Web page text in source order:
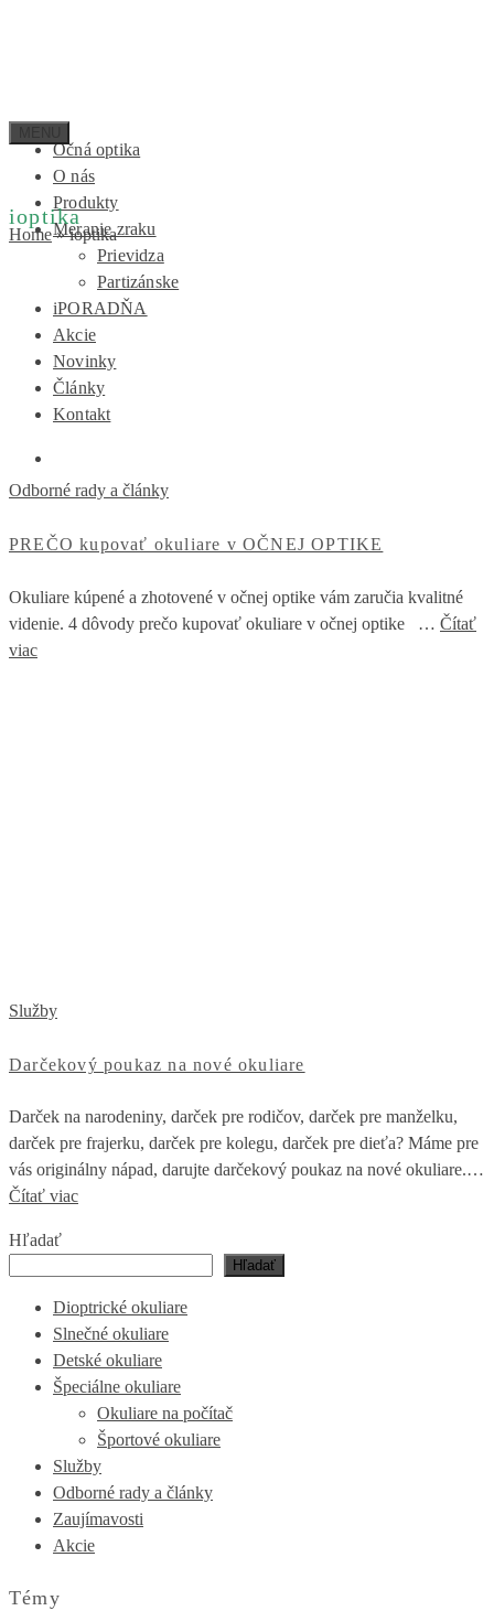
Očná optika
O nás
Produkty
Meranie zraku
Prievidza
Partizánske
iPORADŇA
Akcie
Novinky
Články
Kontakt
ioptika
Home » ioptika
Odborné rady a články
PREČO kupovať okuliare v OČNEJ OPTIKE
Okuliare kúpené a zhotovené v očnej optike vám zaručia kvalitné
videnie. 4 dôvody prečo kupovať okuliare v očnej optike … Čítať
viac
Služby
Darčekový poukaz na nové okuliare
Darček na narodeniny, darček pre rodičov, darček pre manželku,
darček pre frajerku, darček pre kolegu, darček pre dieťa? Máme pre
vás originálny nápad, darujte darčekový poukaz na nové okuliare.…
Čítať viac
Hľadať
Hľadať
Dioptrické okuliare
Slnečné okuliare
Detské okuliare
Špeciálne okuliare
Okuliare na počítač
Športové okuliare
Služby
Odborné rady a články
Zaujímavosti
Akcie
Témy